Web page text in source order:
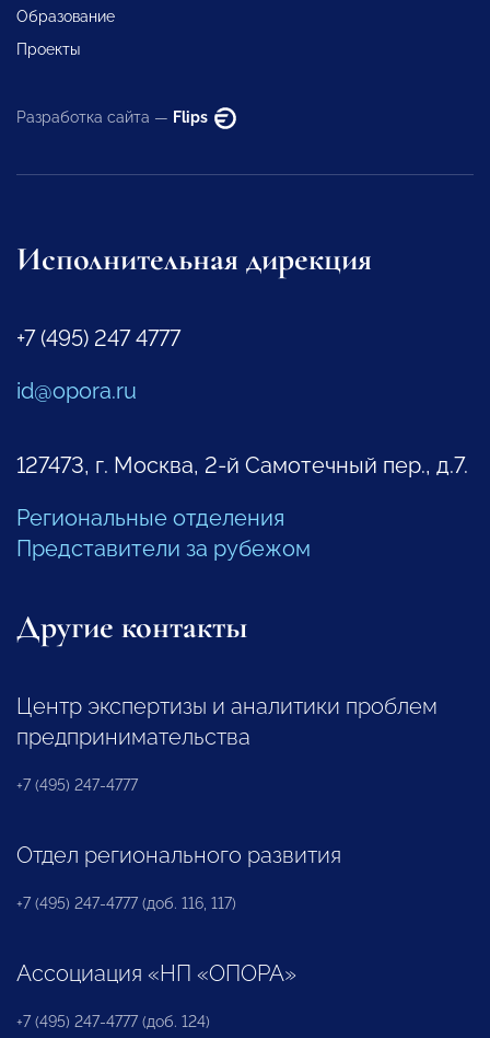
Образование
Проекты
Разработка сайта — Flips
Исполнительная дирекция
+7 (495) 247 4777
id@opora.ru
127473, г. Москва, 2-й Самотечный пер., д.7.
Региональные отделения
Представители за рубежом
Другие контакты
Центр экспертизы и аналитики проблем
предпринимательства
+7 (495) 247-4777
Отдел регионального развития
+7 (495) 247-4777 (доб. 116, 117)
Ассоциация «НП «ОПОРА»
+7 (495) 247-4777 (доб. 124)